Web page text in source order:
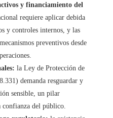
y financiamiento del
requiere aplicar debida
y controles internos, y las
preventivos desde
la Ley de Protección de
demanda resguardar y
sensible, un pilar
confianza del público.